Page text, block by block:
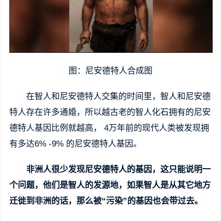
图：尼安德特人合成图
在智人和尼安德特人交集的时间里，智人和尼安德
特人存在许多通婚，所以越古老的智人化石拥有的尼安
德特人基因比例就越高， 4万年前的现代人类被发现拥
有多达6% -9% 的尼安德特人基因。
非洲人很少发现尼安德特人的基因，这只能说明一
个问题，他们是智人的发源地，如果智人是从其它地方
迁徙到非洲的话，那么被“污染”的基因也会带过去。